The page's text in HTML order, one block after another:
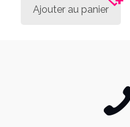
Ajouter au panier